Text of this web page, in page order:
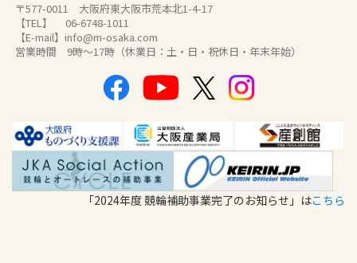
〒577-0011 大阪府東大阪市荒本北1-4-17
【TEL】 06-6748-1011
【E-mail】info@m-osaka.com
営業時間 9時～17時（休業日：土・日・祝休日・年末年始）
「2024年度 競輪補助事業完了のお知らせ」はこちら